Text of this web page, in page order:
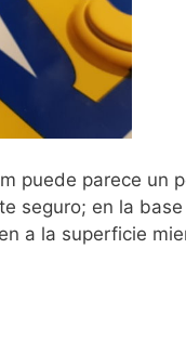
puede parece un
seguro; en la
a la superficie